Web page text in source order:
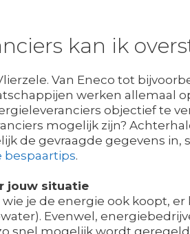
kan ik
Van Eneco tot
werken allemaal
objectief te
mogelijk zijn?
de gevraagde gegevens
bespaartips.
jouw situatie
je de energie ook koopt,
Evenwel,
snel mogelijk wordt